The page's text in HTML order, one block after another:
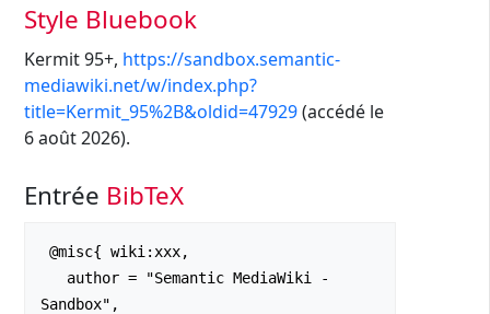
Style Bluebook
Kermit 95+, https://sandbox.semantic-
mediawiki.net/w/index.php?
title=Kermit_95%2B&oldid=47929(accédé le
6 août 2026).
Entrée BibTeX
Sandbox",